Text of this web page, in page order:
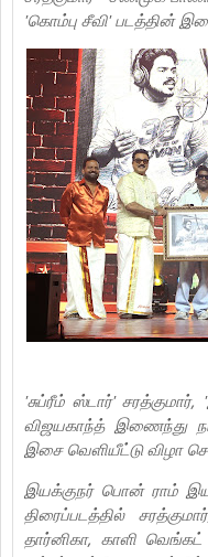
'கொம்பு சீவி' படத்தின்
'சுப்ரீம் ஸ்டார்'
விஜயகாந்த் இணைந்து
இசை வெளியீட்டு விழா
இயக்குநர் பொன் ராம்
திரைப்படத்தில்
தார்னிகா, காளி